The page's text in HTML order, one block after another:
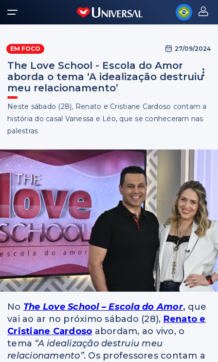
EM FOCO 27/09/2024
The Love School - Escola do Amor
aborda o tema ‘A idealização destruiu
meu relacionamento’
Neste sábado (28), Renato e Cristiane Cardoso contam a
história do casal Vanessa e Léo, que se conheceram nas
palestras
No The Love School – Escola do Amor, que
vai ao ar no próximo sábado (28), Renato e
Cristiane Cardoso abordam, ao vivo, o
tema “A idealização destruiu meu
relacionamento”. Os professores contam a